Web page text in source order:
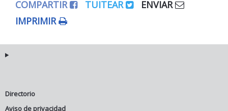
COMPARTIR TUITEAR
ENVIAR
IMPRIMIR
Directorio
Aviso de privacidad